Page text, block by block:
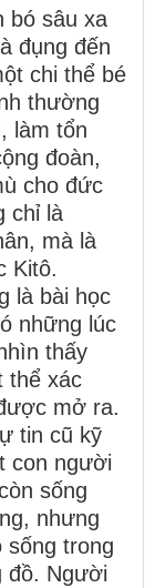
bó sâu xa
đụng đến
chi thể bé
thường
làm tổn
đoàn,
cho đức
chỉ là
mà là
Kitô.
là bài học
những lúc
thấy
thể xác
mở ra.
tin cũ kỹ
con người
sống
nhưng
sống trong
đồ. Người